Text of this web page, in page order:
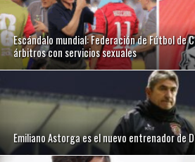
Escándalo mundial: Federación de Fútbol de
árbitros con servicios sexuales
Emiliano Astorga es el nuevo entrenador de